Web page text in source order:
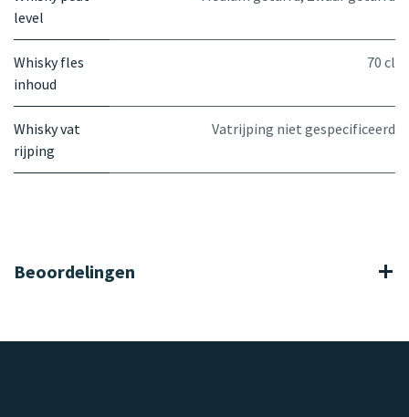
level
Whisky fles
inhoud
70 cl
Whisky vat
rijping
Vatrijping niet gespecificeerd
Beoordelingen